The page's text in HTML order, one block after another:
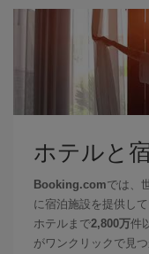
ホテルと
Booking.comでは、
に宿泊施設を提供し
ホテルまで2,800万件
がワンクリックで見